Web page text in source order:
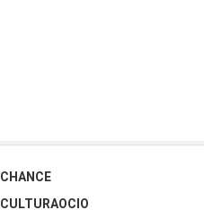
CHANCE
CULTURAOCIO